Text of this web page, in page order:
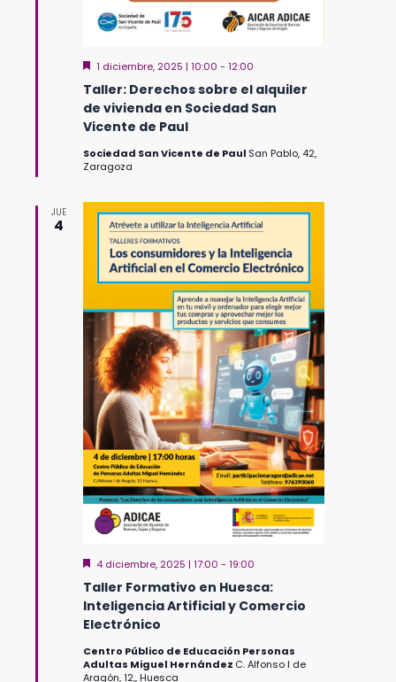
Taller: Derechos sobre el alquiler
de vivienda en Sociedad San
Vicente de Paul
Destacado
1 diciembre, 2025 | 10:00 - 12:00
Sociedad San Vicente de Paul San Pablo, 42,
Zaragoza
JUE
4
Taller Formativo en Huesca:
Inteligencia Artificial y Comercio
Electrónico
Destacado
4 diciembre, 2025 | 17:00 - 19:00
Centro Público de Educación Personas
Adultas Miguel Hernández C. Alfonso I de
Aragón, 12,, Huesca